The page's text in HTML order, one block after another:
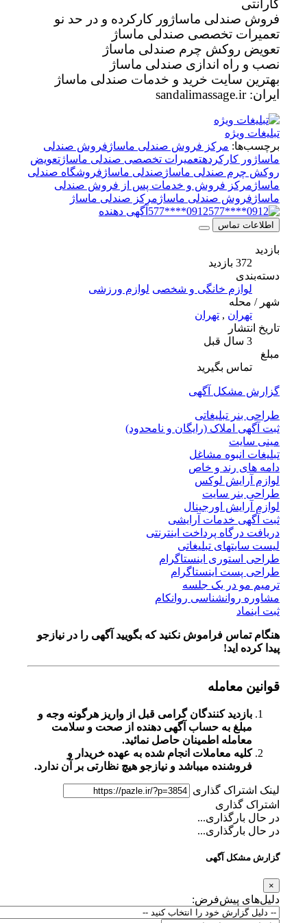
گارانتی
فروش صندلی ماساژور کارکرده و در حد نو
تعمیرات تخصصی صندلی ماساژ
تعویض روکش چرم صندلی ماساژ
نصب و راه اندازی صندلی ماساژ
بهترین سایت خرید و خدمات صندلی ماساژ
ایران: sandalimassage.ir
تبلیغات ویژه
برچسب‌ها:مرکز فروش صندلی ماساژفروش صندلی
ماساژور کارکرده تعمیرات تخصصی صندلی ماساژتعویض
روکش چرم صندلی ماساژصندلی ماساژفروشگاه صندلی
ماساژمرکز فروش و خدمات پس از فروش صندلی
ماساژفروش صندلی ماساژمرکز صندلی ماساژ
0912****577
آگهی دهنده
اطلاعات تماس
دسته‌بندی
لوازم خانگی و شخصی لوازم ورزشی
شهر / محله
تهران,تهران
تاریخ انتشار
تماس بگیرید
گزارش مشکل آگهی
طراحی بنر تبلیغاتی
ثبت آگهی املاک (رایگان و نامحدود)
مینی سایت
تبلیغات انبوه مشاغل
دامه های رند و خاص
لوازم آرایش لوکس
طراحی بنر سایت
لوازم آرایش اورجینال
ثبت آگهی خدمات آرایشی
دریافت درگاه پرداخت اینترنتی
لیست سایتهای تبلیغاتی
طراحی استوری اینستاگرام
طراحی پست اینستاگرام
ترمیم مو در یک جلسه
مشاوره روانشناسی روانکام
ثبت اینماد
هنگام تماس فراموش نکنید که بگویید آگهی را در نیازجو
پیدا کرده اید!
قوانین معامله
بازدید کنندگان گرامی قبل از واریز هرگونه وجه و
مبلغ به حساب آگهی دهنده از صحت و سلامت
معامله اطمینان حاصل نمائید.
کلیه معاملات انجام شده به عهده خریدار و
فروشنده میباشد و نیازجو هیچ نظارتی بر آن ندارد.
لینک اشتراک گذاری
اشتراک گذاری
در حال بارگذاری...
در حال بارگذاری...
گزارش مشکل آگهی
دلیل‌های پیش‌فرض: